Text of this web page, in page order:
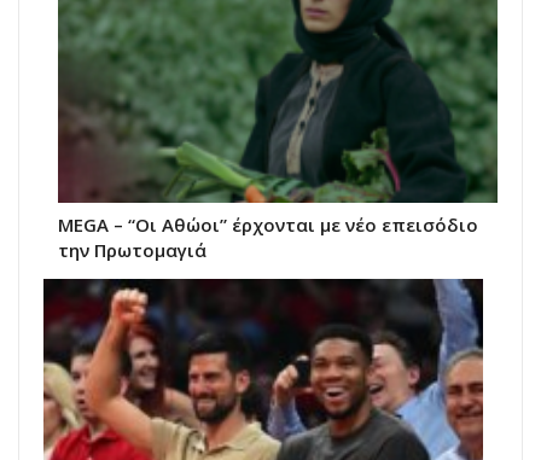
MEGA – “Οι Αθώοι” έρχονται με νέο επεισόδιο
την Πρωτομαγιά